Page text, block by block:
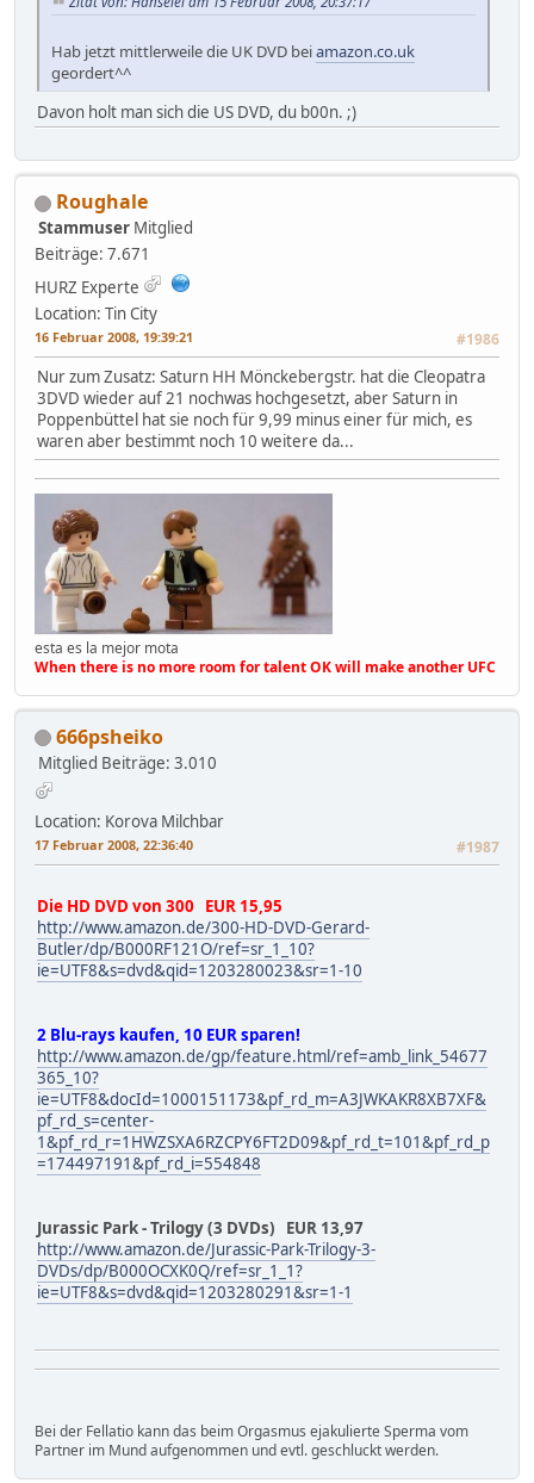
Hab jetzt mittlerweile die UK DVD beiamazon.co.uk
geordert^^
Davon holt man sich die US DVD, du b00n. ;)
Roughale
Stammuser Mitglied
Beiträge: 7.671
HURZ Experte
Location: Tin City
16 Februar 2008, 19:39:21 #1986
Nur zum Zusatz: Saturn HH Mönckebergstr. hat die Cleopatra
3DVD wieder auf 21 nochwas hochgesetzt, aber Saturn in
Poppenbüttel hat sie noch für 9,99 minus einer für mich, es
waren aber bestimmt noch 10 weitere da...
esta es la mejor mota
When there is no more room for talent OK will make another UFC
666psheiko
Mitglied Beiträge: 3.010
Location: Korova Milchbar
17 Februar 2008, 22:36:40 #1987
Die HD DVD von 300 EUR 15,95
http://www.amazon.de/300-HD-DVD-Gerard-
Butler/dp/B000RF121O/ref=sr_1_10?
ie=UTF8&s=dvd&qid=1203280023&sr=1-10
2 Blu-rays kaufen, 10 EUR sparen!
http://www.amazon.de/gp/feature.html/ref=amb_link_54677
365_10?
ie=UTF8&docId=1000151173&pf_rd_m=A3JWKAKR8XB7XF&
pf_rd_s=center-
1&pf_rd_r=1HWZSXA6RZCPY6FT2D09&pf_rd_t=101&pf_rd_p
=174497191&pf_rd_i=554848
Jurassic Park - Trilogy (3 DVDs) EUR 13,97
http://www.amazon.de/Jurassic-Park-Trilogy-3-
DVDs/dp/B000OCXK0Q/ref=sr_1_1?
ie=UTF8&s=dvd&qid=1203280291&sr=1-1
Bei der Fellatio kann das beim Orgasmus ejakulierte Sperma vom
Partner im Mund aufgenommen und evtl. geschluckt werden.